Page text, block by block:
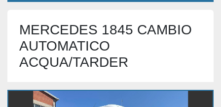
MERCEDES 1845 CAMBIO
AUTOMATICO
ACQUA/TARDER